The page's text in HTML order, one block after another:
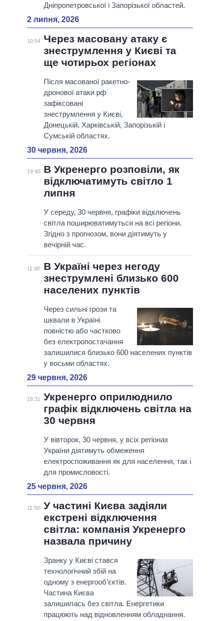
Дніпропетровської і Запорізької областей.
2 липня, 2026
10:54
Через масовану атаку є
знеструмлення у Києві та
ще чотирьох регіонах
Після масованої ракетно-
дронової атаки рф
зафіксовані
знеструмлення у Києві,
Донецькій, Харківській, Запорізькій і
Сумській областях.
30 червня, 2026
19:40
В Укренерго розповіли, як
відключатимуть світло 1
липня
У середу, 30 червня, графіки відключень
світла поширюватимуться на всі регіони.
Згідно з прогнозом, вони діятимуть у
вечірній час.
11:48
В Україні через негоду
знеструмлені близько 600
населених пунктів
Через сильні грози та
шквали в Україні
повністю або частково
без електропостачання
залишилися близько 600 населених пунктів
у восьми областях.
29 червня, 2026
19:31
Укренерго оприлюднило
графік відключень світла на
30 червня
У вівторок, 30 червня, у всіх регіонах
України діятимуть обмеження
електроспоживання як для населення, так і
для промисловості.
25 червня, 2026
11:50
У частині Києва задіяли
екстрені відключення
світла: компанія Укренерго
назвала причину
Зранку у Києві стався
технологічний збій на
одному з енергооб’єктів.
Частина Києва
залишилась без світла. Енергетики
працюють над відновленням обладнання.